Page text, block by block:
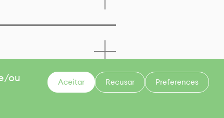
ou
Aceitar Recusar Preferences